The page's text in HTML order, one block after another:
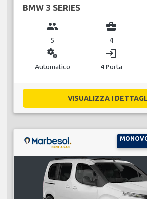
BMW 3 SERIES
group
5
business_center
4
miscellaneous_services
Automatico
login
4 Porta
VISUALIZZA I